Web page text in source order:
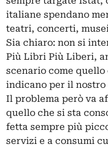
italiane spendano
teatri, concerti,
Sia chiaro: non si
Più Libri Più Liberi,
scenario come
indicano per il nostro
Il problema però va
quello che si sta
fetta sempre più
servizi e a consumi